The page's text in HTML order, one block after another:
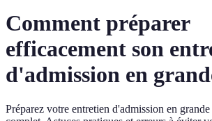
Comment préparer
efficacement son
d'admission en
Préparez votre entretien d'admission en